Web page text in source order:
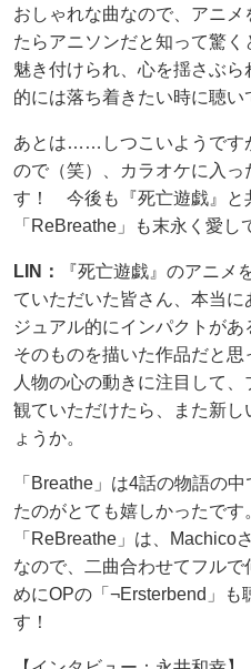
おしゃれな曲なので、アニ
たらアニソンだと知って驚
魅き付けられ、心を揺さぶ
的には落ち着きたい時に聴い
あとは……しつこいようです
ので（笑）、カラオケに入
す！ 今後も『死亡遊戯』と
「ReBreathe」も末永く愛し
LIN：
『死亡遊戯』のアニメ
ていただいた皆さん、本当
ジュアル的にインパクトが
そのものを描いた作品だと
人物の心の動きに注目して
観ていただけたら、また新
ょうか。
「Breathe」は4話の物語の
たのがとても嬉しかったです
「ReBreathe」は、Machico
なので、二曲合わせてフル
めにOPの「¬Ersterbend」も
す！